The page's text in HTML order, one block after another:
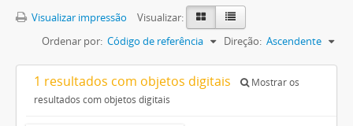
Visualizar impressão
Visualizar:
Ordenar por: Código de referência Direção: Ascendente
1 resultados com objetos digitais
Mostrar os
resultados com objetos digitais